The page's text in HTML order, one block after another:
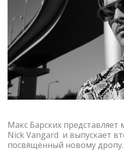
Макс Барских
Nick Vangard и выпускает
посвящённый новому дропу.